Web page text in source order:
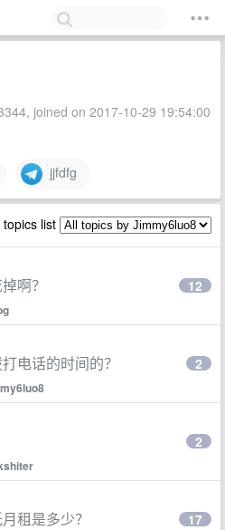
joined on 2017-10-29 19:54:00
jjfdfg
topics list
啊？ 12
电话的时间的？ 2
2
租是多少？ 17